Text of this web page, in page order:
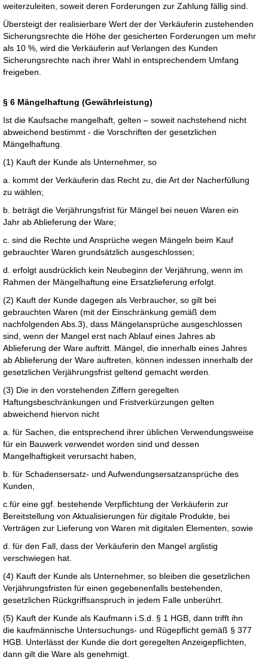
weiterzuleiten, soweit deren Forderungen zur Zahlung fällig sind.
Übersteigt der realisierbare Wert der der Verkäuferin zustehenden
Sicherungsrechte die Höhe der gesicherten Forderungen um mehr
als 10 %, wird die Verkäuferin auf Verlangen des Kunden
Sicherungsrechte nach ihrer Wahl in entsprechendem Umfang
freigeben.
§ 6 Mängelhaftung (Gewährleistung)
Ist die Kaufsache mangelhaft, gelten – soweit nachstehend nicht
abweichend bestimmt - die Vorschriften der gesetzlichen
Mängelhaftung.
(1) Kauft der Kunde als Unternehmer, so
a. kommt der Verkäuferin das Recht zu, die Art der Nacherfüllung
zu wählen;
b. beträgt die Verjährungsfrist für Mängel bei neuen Waren ein
Jahr ab Ablieferung der Ware;
c. sind die Rechte und Ansprüche wegen Mängeln beim Kauf
gebrauchter Waren grundsätzlich ausgeschlossen;
d. erfolgt ausdrücklich kein Neubeginn der Verjährung, wenn im
Rahmen der Mängelhaftung eine Ersatzlieferung erfolgt.
(2) Kauft der Kunde dagegen als Verbraucher, so gilt bei
gebrauchten Waren (mit der Einschränkung gemäß dem
nachfolgenden Abs.3), dass Mängelansprüche ausgeschlossen
sind, wenn der Mangel erst nach Ablauf eines Jahres ab
Ablieferung der Ware auftritt. Mängel, die innerhalb eines Jahres
ab Ablieferung der Ware auftreten, können indessen innerhalb der
gesetzlichen Verjährungsfrist geltend gemacht werden.
(3) Die in den vorstehenden Ziffern geregelten
Haftungsbeschränkungen und Fristverkürzungen gelten
abweichend hiervon nicht
a. für Sachen, die entsprechend ihrer üblichen Verwendungsweise
für ein Bauwerk verwendet worden sind und dessen
Mangelhaftigkeit verursacht haben,
b. für Schadensersatz- und Aufwendungsersatzansprüche des
Kunden,
c.für eine ggf. bestehende Verpflichtung der Verkäuferin zur
Bereitstellung von Aktualisierungen für digitale Produkte, bei
Verträgen zur Lieferung von Waren mit digitalen Elementen, sowie
d. für den Fall, dass der Verkäuferin den Mangel arglistig
verschwiegen hat.
(4) Kauft der Kunde als Unternehmer, so bleiben die gesetzlichen
Verjährungsfristen für einen gegebenenfalls bestehenden,
gesetzlichen Rückgriffsanspruch in jedem Falle unberührt.
(5) Kauft der Kunde als Kaufmann i.S.d. § 1 HGB, dann trifft ihn
die kaufmännische Untersuchungs- und Rügepflicht gemäß § 377
HGB. Unterlässt der Kunde die dort geregelten Anzeigepflichten,
dann gilt die Ware als genehmigt.